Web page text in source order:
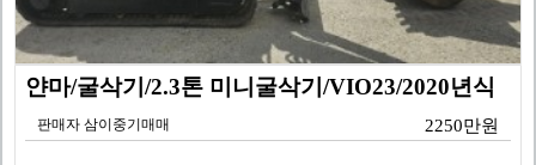
얀마/굴삭기/2.3톤 미니굴삭기/VIO23/2020년식
판매자 삼이중기매매 2250만원